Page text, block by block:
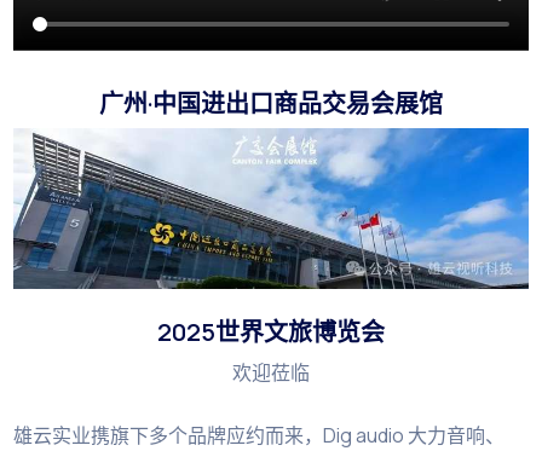
广州·中国进出口商品交易会展馆
2025世界文旅博览会
欢迎莅临
雄云实业携旗下多个品牌应约而来，Dig audio 大力音响、